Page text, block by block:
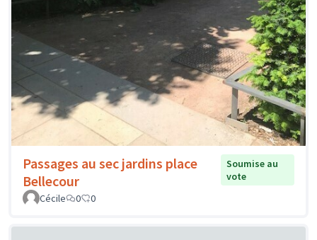
Passages au sec jardins place
Bellecour
Soumise au
vote
Cécile
0 0